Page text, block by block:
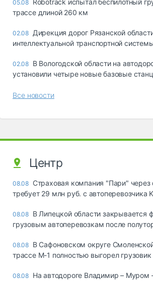
05.08
Robotrack испытал беспилотный
трассе длиной 260 км
02.08 Дирекция дорог Рязанской
интеллектуальной транспортной
02.08 В Вологодской области на
установили четыре новые базовые
Все новости
Центр
08.08 Страховая компания "Пари" через
требует 29 млн руб. с автоперевозчика
08.08 В Липецкой области закрывается
грузовым автоперевозкам после
08.08 В Сафоновском округе
трассе М-1 полностью выгорел грузовик
08.08 На автодороге Владимир – Муром